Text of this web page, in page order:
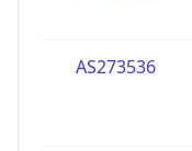
AS273536